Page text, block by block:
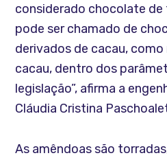
considerado chocolate
pode ser chamado de
derivados de cacau,
cacau, dentro dos
legislação”, afirma a
Cláudia Cristina
As amêndoas são